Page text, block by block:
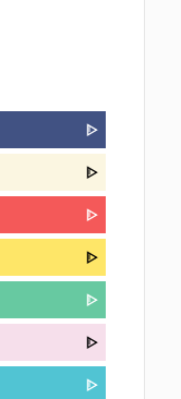
ᐈ
ᐈ
ᐈ
ᐈ
ᐈ
ᐈ
ᐈ